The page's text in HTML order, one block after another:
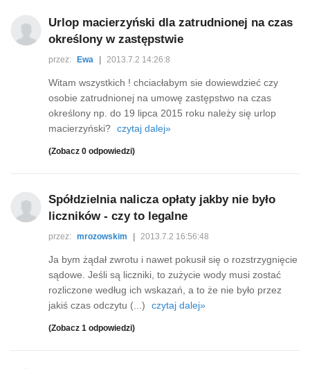
Urlop macierzyński dla zatrudnionej na czas
określony w zastępstwie
przez: Ewa 2013.7.2 14:26:8
Witam wszystkich ! chciacłabym sie dowiewdzieć czy
osobie zatrudnionej na umowę zastępstwo na czas
określony np. do 19 lipca 2015 roku należy się urlop
macierzyński? czytaj dalej»
(Zobacz 0 odpowiedzi)
Spółdzielnia nalicza opłaty jakby nie było
liczników - czy to legalne
przez: mrozowskim 2013.7.2 16:56:48
Ja bym żądał zwrotu i nawet pokusił się o rozstrzygnięcie
sądowe. Jeśli są liczniki, to zużycie wody musi zostać
rozliczone według ich wskazań, a to że nie było przez
jakiś czas odczytu (...)
czytaj dalej»
(Zobacz 1 odpowiedzi)